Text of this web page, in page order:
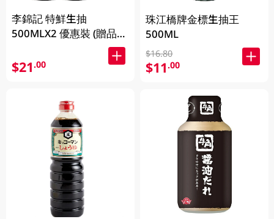
李錦記 特鮮生抽
500MLX2 優惠裝 (贈品隨
$21.00
珠江橋牌金標生抽王
500ML
$16.80
$11.00